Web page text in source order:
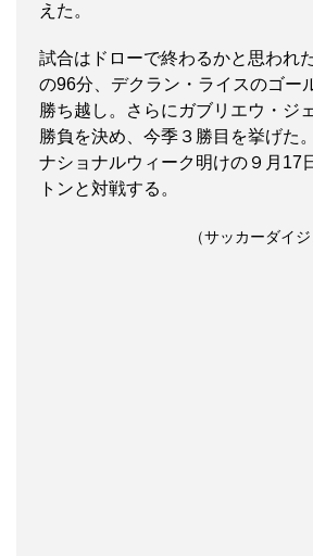
えた。
試合はドローで終わるかと思われ
の96分、デクラン・ライスのゴー
勝ち越し。さらにガブリエウ・ジ
勝負を決め、今季３勝目を挙げた
ナショナルウィーク明けの９月17
トンと対戦する。
（サッカーダイ